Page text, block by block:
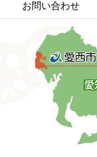
お問い合わせ